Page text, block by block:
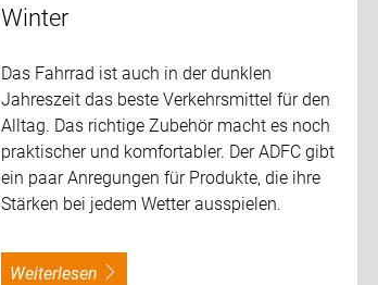
Winter
Das Fahrrad ist auch in der dunklen
Jahreszeit das beste Verkehrsmittel für den
Alltag. Das richtige Zubehör macht es noch
praktischer und komfortabler. Der ADFC gibt
ein paar Anregungen für Produkte, die ihre
Stärken bei jedem Wetter ausspielen.
weiterlesen